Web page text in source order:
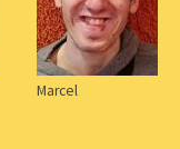
Marcel